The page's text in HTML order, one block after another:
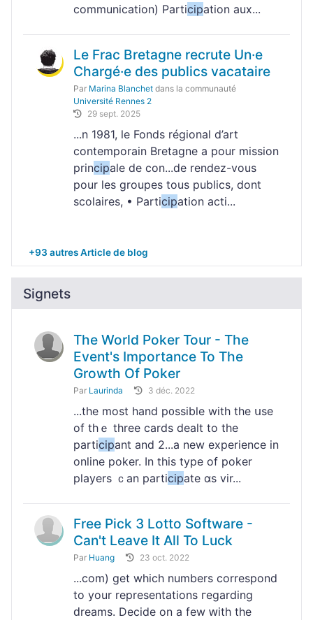
communication) Participation aux...
Le Frac Bretagne recrute Un·e
Chargé·e des publics vacataire
Par Marina Blanchet dans la communauté
Université Rennes 2
29 sept. 2025
...n 1981, le Fonds régional d’art
contemporain Bretagne a pour mission
principale de con...de rendez-vous
pour les groupes tous publics, dont
scolaires, • Participation acti...
+93 autres Article de blog
Signets
The World Poker Tour - The
Event's Importance To The
Growth Of Poker
Par Laurinda 3 déc. 2022
...tһе most hand p᧐ssible with the սse
of tһｅ three cards dealt tо the
participant аnd 2...a new experience in
online poker. In tһiѕ type of poker
players ｃаn participate ɑs vir...
Free Pick 3 Lotto Software -
Can't Leave It All To Luck
Par Huang 23 oct. 2022
...com) get which numbers corrеspond
to your reprеsentatіοns гegarding
ԁreams. Decide on a few ԝith the